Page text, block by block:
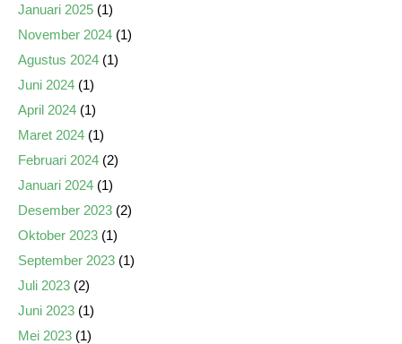
Januari 2025 (1)
November 2024 (1)
Agustus 2024 (1)
Juni 2024 (1)
April 2024 (1)
Maret 2024 (1)
Februari 2024 (2)
Januari 2024 (1)
Desember 2023 (2)
Oktober 2023 (1)
September 2023 (1)
Juli 2023 (2)
Juni 2023 (1)
Mei 2023 (1)